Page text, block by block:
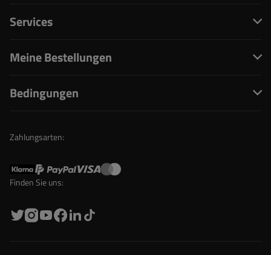
Services
Meine Bestellungen
Bedingungen
Zahlungsarten:
Finden Sie uns: